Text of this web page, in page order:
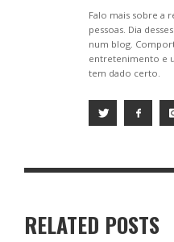
Falo mais sobre a
pessoas. Dia
num blog.
entretenimento e
tem dado certo.
RELATED POSTS